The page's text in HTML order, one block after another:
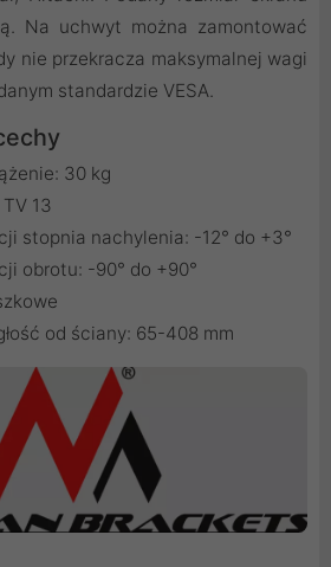
Na uchwyt można zamontować
nie przekracza maksymalnej wagi
standardzie VESA.
30 kg
13
stopnia nachylenia: -12° do +3°
obrotu: -90° do +90°
od ściany: 65-408 mm